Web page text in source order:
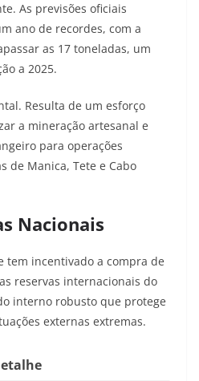
As previsões oficiais
ano de recordes, com a
as 17 toneladas, um
a 2025.
Resulta de um esforço
a mineração artesanal e
para operações
de Manica, Tete e Cabo
Nacionais
tem incentivado a compra de
reservas internacionais do
interno robusto que protege
externas extremas.